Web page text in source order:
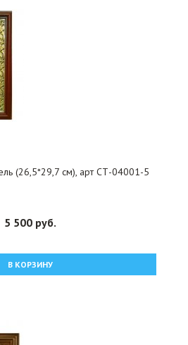
(26,5*29,7 см), арт СТ-04001-5
5 500 руб.
В КОРЗИНУ